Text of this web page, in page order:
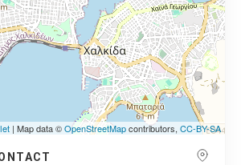
| Map data ©OpenStreetMapcontributors, CC-BY-SA